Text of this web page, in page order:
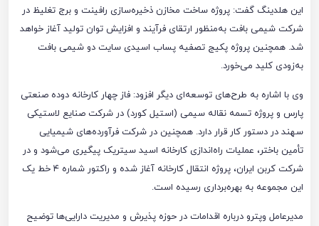
این هلدینگ گفت: پروژه ساخت مخازن ذخیره‌سازی رافینت و برج تغلیظ در
شرکت شیمی بافت به‌منظور ارتقای فرآیند و افزایش توان تولید آغاز خواهد
شد. همچنین پروژه پکیج تصفیه پساب اسیدی سایت دو شیمی بافت
به‌زودی کلید می‌خورد.
وی با اشاره به طرح‌های توسعه‌ای دیگر افزود: فاز چهار کارخانه دوده صنعتی
پارس و پروژه تسمه نقاله سیمی (استیل کورد) در شرکت صنایع لاستیکی
سهند در دستور کار قرار دارد. همچنین در شرکت فرآورده‌های شیمیایی
تأمین باختر، عملیات راه‌اندازی کارخانه اسید سیتریک پیگیری می‌شود و در
شرکت کربن ایران، پروژه انتقال کارخانه آغاز شده و راکتور شماره ۴ خط یک
این مجموعه به بهره‌برداری رسیده است.
مدیرعامل وپترو درباره اقدامات در حوزه پذیرش و مدیریت دارایی‌ها توضیح